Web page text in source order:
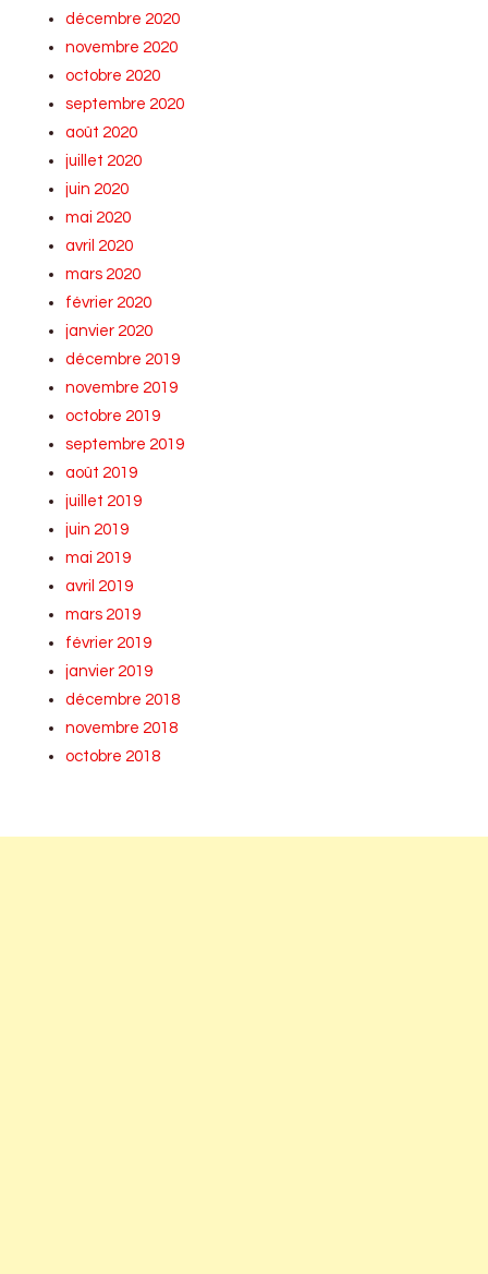
décembre 2020
novembre 2020
octobre 2020
septembre 2020
août 2020
juillet 2020
juin 2020
mai 2020
avril 2020
mars 2020
février 2020
janvier 2020
décembre 2019
novembre 2019
octobre 2019
septembre 2019
août 2019
juillet 2019
juin 2019
mai 2019
avril 2019
mars 2019
février 2019
janvier 2019
décembre 2018
novembre 2018
octobre 2018